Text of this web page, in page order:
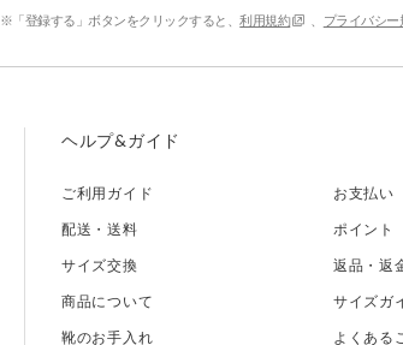
※「登録する」ボタンをクリックすると、利用規約 プライバシー
ヘルプ&ガイド
ご利用ガイド
お支払い
配送・送料
ポイント
サイズ交換
返品・返
商品について
サイズガ
靴のお手入れ
よくある